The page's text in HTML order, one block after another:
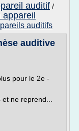
auditif /
auditifs
auditive
pour le 2e -
ne reprend...